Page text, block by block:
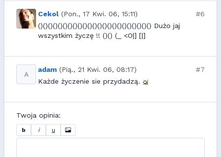
Cekol (Pon., 17 Kwi. 06, 15:11)
#6
()()()()()()()()()()()()()()()()()()()()()()() Dużo jaj
wszystkim życzę !! ()() (_ <O|] [|]
A
adam (Pią., 21 Kwi. 06, 08:17)
#7
Każde życzenie sie przydadzą.
Twoja opinia:
b i u